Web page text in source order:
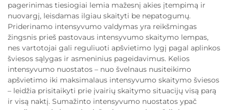
pagerinimas tiesiogiai lemia mažesnį akies įtempimą ir
nuovargį, leisdamas ilgiau skaityti be nepatogumų.
Priderinamo intensyvumo valdymas yra reikšmingas
žingsnis prieš pastovaus intensyvumo skaitymo lempas,
nes vartotojai gali reguliuoti apšvietimo lygį pagal aplinkos
šviesos sąlygas ir asmeninius pageidavimus. Kelios
intensyvumo nuostatos – nuo švelnaus nusiteikimo
apšvietimo iki maksimalaus intensyvumo skaitymo šviesos
– leidžia prisitaikyti prie įvairių skaitymo situacijų visą parą
ir visą naktį. Sumažinto intensyvumo nuostatos ypač